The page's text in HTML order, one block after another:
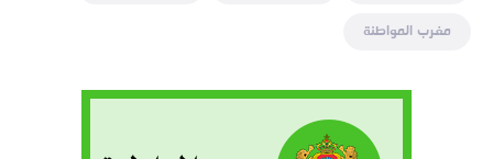
مغرب المواطنة